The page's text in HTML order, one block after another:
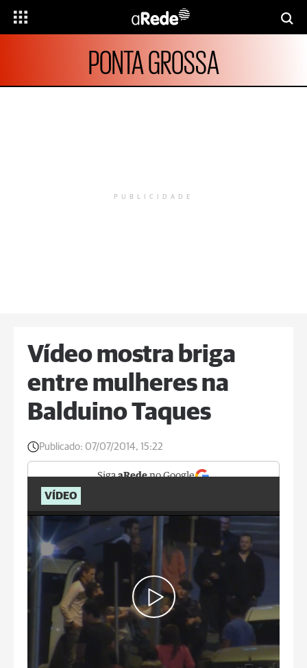
PONTA GROSSA
PUBLICIDADE
Vídeo mostra briga
entre mulheres na
Balduino Taques
Publicado: 07/07/2014, 15:22
SigaaRedeno Google
VÍDEO